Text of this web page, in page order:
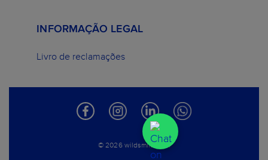
INFORMAÇÃO LEGAL
Livro de reclamações
© 2026 wildsmile.com